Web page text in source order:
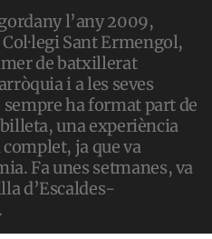
l’any 2009,
Sant Ermengol,
de batxillerat
i a les seves
ha format part de
una experiència
ja que va
Fa unes setmanes, va
d’Escaldes-